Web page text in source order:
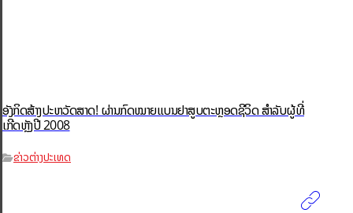
ອັງກິດສ້າງປະຫວັດສາດ! ຜ່ານກົດໝາຍແບນຢາສູບຕະຫຼອດຊີວິດ ສຳລັບຜູ້ທີ່
ເກີດຫຼັງປີ 2008
ຂ່າວຕ່າງປະເທດ